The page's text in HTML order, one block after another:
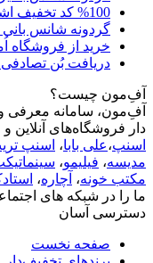
%100 کد تخفیف اشتراک 3 ماهه دیجی پلاس از دیجی کالا
گردونه شانس بانی مد تا
خرید از فروشگاه اُمارکت با کد
دریافت بُن تصادفی
آفِ‌مون چیست؟
آفِ‌مون، سامانه معرفی و
دار فروشگاه‌های آنلاین و
اسنپ،علی بابا، اسنپ
مدیسه، فیلیمو،
مکتب خونه، آچاره،
ما را در شبکه های
دسترسی آسان
صفحه نخست